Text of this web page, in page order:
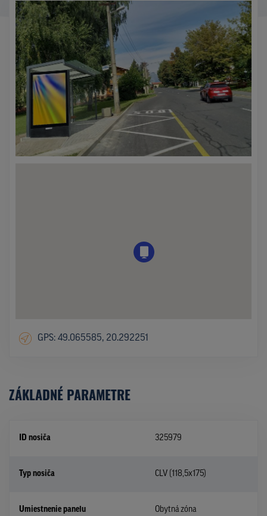
GPS: 49.065585, 20.292251
ZÁKLADNÉ PARAMETRE
ID nosiča 325979
Typ nosiča CLV (118,5x175)
Umiestnenie panelu Obytná zóna